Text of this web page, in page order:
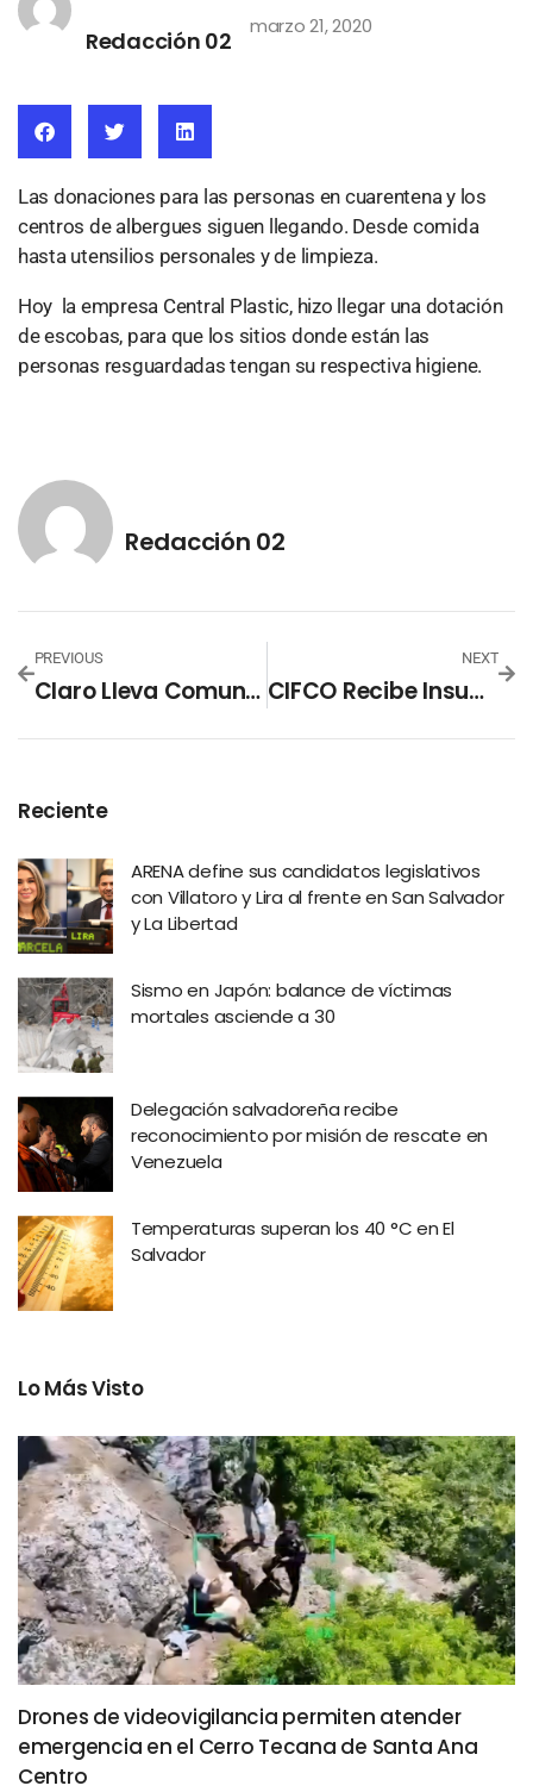
Redacción 02
marzo 21, 2020
Las donaciones para las personas en cuarentena y los
centros de albergues siguen llegando. Desde comida
hasta utensilios personales y de limpieza.
Hoy la empresa Central Plastic, hizo llegar una dotación
de escobas, para que los sitios donde están las
personas resguardadas tengan su respectiva higiene.
Redacción 02
PREVIOUS
Claro Lleva Comunicación A Hospital Saldaña
NEXT
CIFCO Recibe Insumos Para Bebés En Cuarentena
Reciente
ARENA define sus candidatos legislativos
con Villatoro y Lira al frente en San Salvador
y La Libertad
Sismo en Japón: balance de víctimas
mortales asciende a 30
Delegación salvadoreña recibe
reconocimiento por misión de rescate en
Venezuela
Temperaturas superan los 40 °C en El
Salvador
Lo Más Visto
Drones de videovigilancia permiten atender
emergencia en el Cerro Tecana de Santa Ana
Centro